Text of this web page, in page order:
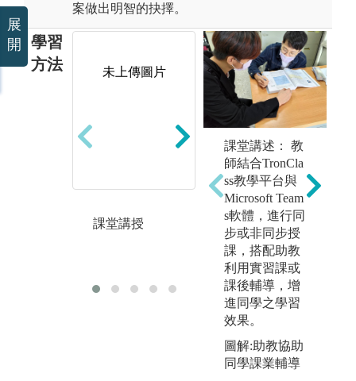
案做出明智的抉擇。
學習
方法
未上傳圖片
課堂講授
競賽中學習:會
計學數位課程
Google Sheet及
競賽
課堂講述： 教
師結合TronCla
ss教學平台與
Microsoft Team
s軟體，進行同
步或非同步授
課，搭配助教
利用實習課或
課後輔導，增
進同學之學習
效果。
圖解:助教協助
同學課業輔導
展
開